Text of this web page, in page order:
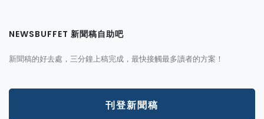
NEWSBUFFET 新聞稿自助吧
新聞稿的好去處，三分鐘上稿完成，最快接觸最多讀者的方案！
刊登新聞稿